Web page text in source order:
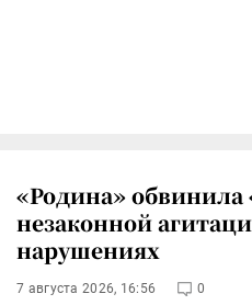
«Родина» обвинила
незаконной
нарушениях
7 августа 2026, 16:56 0